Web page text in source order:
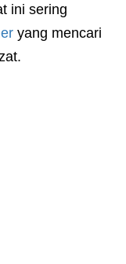
ini sering
yang mencari